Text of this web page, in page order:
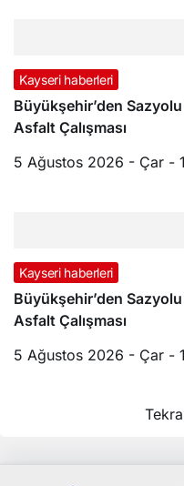
Kayseri haberleri
Büyükşehir’den
Asfalt Çalışması
5 Ağustos 2026 - Çar -
Kayseri haberleri
Büyükşehir’den
Asfalt Çalışması
5 Ağustos 2026 - Çar -